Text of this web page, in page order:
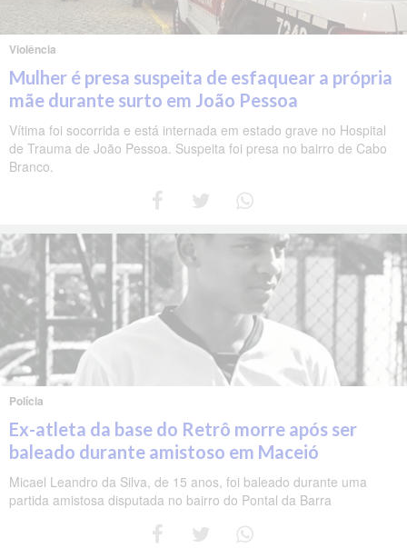
Violência
Mulher é presa suspeita de esfaquear a própria
mãe durante surto em João Pessoa
Vítima foi socorrida e está internada em estado grave no Hospital
de Trauma de João Pessoa. Suspeita foi presa no bairro de Cabo
Branco.
Polícia
Ex-atleta da base do Retrô morre após ser
baleado durante amistoso em Maceió
Micael Leandro da Silva, de 15 anos, foi baleado durante uma
partida amistosa disputada no bairro do Pontal da Barra